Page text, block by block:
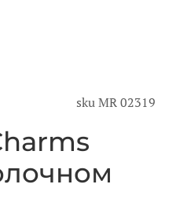
skuМR 02319